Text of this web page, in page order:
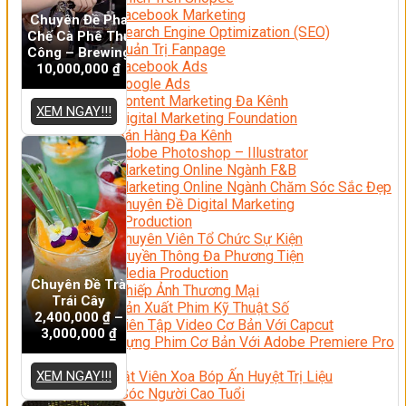
Facebook Marketing
Search Engine Optimization (SEO)
Quản Trị Fanpage
Facebook Ads
Google Ads
Content Marketing Đa Kênh
Digital Marketing Foundation
Bán Hàng Đa Kênh
Adobe Photoshop – Illustrator
Marketing Online Ngành F&B
Marketing Online Ngành Chăm Sóc Sắc Đẹp
Chuyên Đề Digital Marketing
Media Production
Chuyên Viên Tổ Chức Sự Kiện
Truyền Thông Đa Phương Tiện
Media Production
Nhiếp Ảnh Thương Mại
Sản Xuất Phim Kỹ Thuật Số
Biên Tập Video Cơ Bản Với Capcut
Dựng Phim Cơ Bản Với Adobe Premiere Pro
Sức Khỏe
Kỹ Thuật Viên Xoa Bóp Ấn Huyệt Trị Liệu
Chăm Sóc Người Cao Tuổi
Chuyên Đề Pha
Chế Cà Phê Thủ
Công – Brewing
10,000,000 ₫
XEM NGAY!!!
Chuyên Đề Trà
Trái Cây
2,400,000₫–
3,000,000 ₫
XEM NGAY!!!